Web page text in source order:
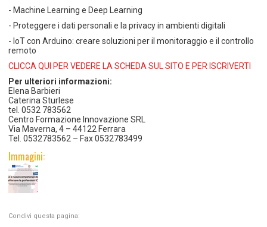
- Machine Learning e Deep Learning
- Proteggere i dati personali e la privacy in ambienti digitali
- IoT con Arduino: creare soluzioni per il monitoraggio e il controllo
remoto
CLICCA QUI PER VEDERE LA SCHEDA SUL SITO E PER ISCRIVERTI
Per ulteriori informazioni:
Elena Barbieri
Caterina Sturlese
tel. 0532 783562
Centro Formazione Innovazione SRL
Via Maverna, 4 – 44122 Ferrara
Tel. 0532783562 – Fax 0532783499
Immagini:
Condivi questa pagina: